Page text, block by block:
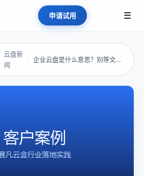
申请试用 ☰
云盘新
闻
› 企业云盘是什么意思？别等文件失控才追问